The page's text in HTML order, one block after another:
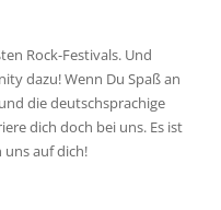
Rock-Festivals. Und
dazu! Wenn Du Spaß an
die deutschsprachige
dich doch bei uns. Es ist
auf dich!